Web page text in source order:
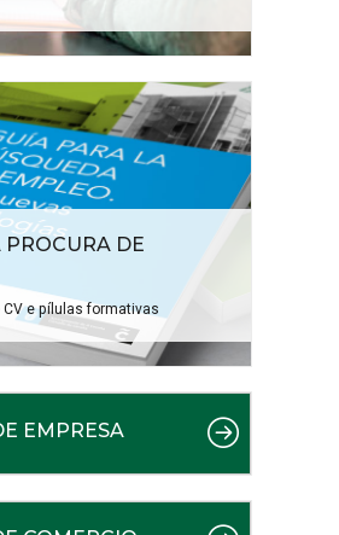
PROCURA DE
e pílulas formativas
EMPRESA